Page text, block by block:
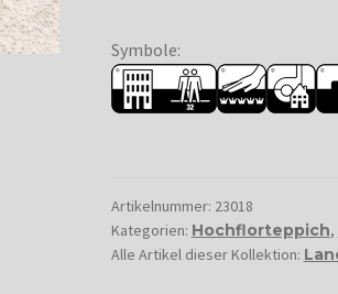
Symbole:
Artikelnummer: 23018
Kategorien: Hochflorteppich,
Alle Artikel dieser Kollektion: